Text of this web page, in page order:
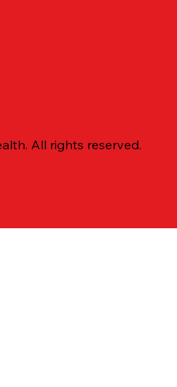
All rights reserved.